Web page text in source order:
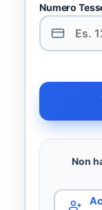
Numero
Non